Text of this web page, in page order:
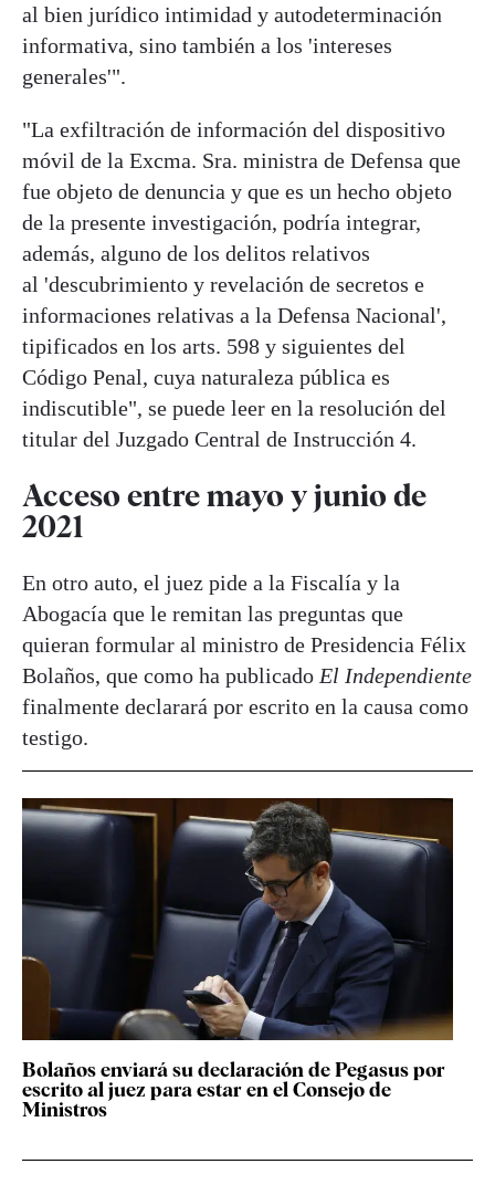
al bien jurídico intimidad y autodeterminación
informativa, sino también a los 'intereses
generales'".
"La exfiltración de información del dispositivo
móvil de la Excma. Sra. ministra de Defensa que
fue objeto de denuncia y que es un hecho objeto
de la presente investigación, podría integrar,
además, alguno de los delitos relativos
al 'descubrimiento y revelación de secretos e
informaciones relativas a la Defensa Nacional',
tipificados en los arts. 598 y siguientes del
Código Penal, cuya naturaleza pública es
indiscutible", se puede leer en la resolución del
titular del Juzgado Central de Instrucción 4.
Acceso entre mayo y junio de
2021
En otro auto, el juez pide a la Fiscalía y la
Abogacía que le remitan las preguntas que
quieran formular al ministro de Presidencia Félix
Bolaños, que como ha publicado El Independiente
finalmente declarará por escrito en la causa como
testigo.
Bolaños enviará su declaración de Pegasus por
escrito al juez para estar en el Consejo de
Ministros